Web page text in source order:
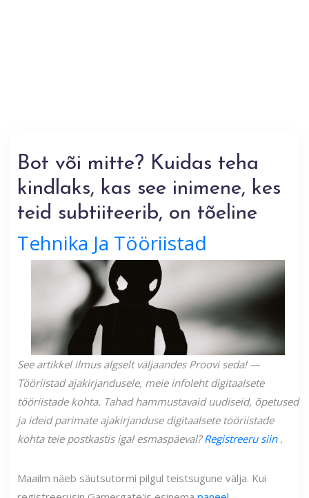
Bot või mitte? Kuidas teha
kindlaks, kas see inimene, kes
teid subtiiteerib, on tõeline
Tehnika Ja Tööriistad
See artikkel ilmus algselt väljaandes Proovi seda! —
Tööriistad ajakirjandusele, meie infoleht digitaalsete
tööriistade kohta. Tahad hammustavaid uudiseid, õpetused
ja ideid parimate ajakirjanduse digitaalsete tööriistade
kohta teie postkastis igal esmaspäeval?Registreeru siin.
Maailm näeb säutsutormi pilgul teistsugune välja. Kui